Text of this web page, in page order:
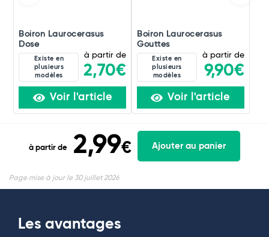
Boiron Laurocerasus
Dose
Existe en
plusieurs
modèles
à partir de
2,70€
Voir l'article
Boiron Laurocerasus
Gouttes
Existe en
plusieurs
modèles
à partir de
9,90€
Voir l'article
à partir de 2,99€ Ajouter au panier
Page mise à jour le 30 juillet 2026
Les avantages